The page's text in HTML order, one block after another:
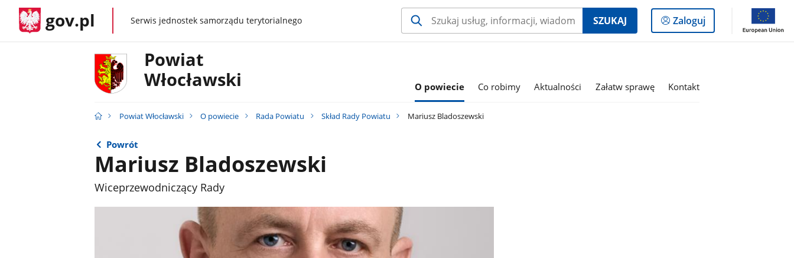
gov.pl gov.plSerwis jednostek samorządu terytorialnego SZUKAJ
Logowanie
do
Zaloguj
Powiat
Włocławski
O powiecie Co robimy Aktualności Załatw sprawę Kontakt
Powiat Włocławski O powiecie Rada Powiatu Skład Rady Powiatu Mariusz Bladoszewski
Powrót
Mariusz Bladoszewski
Wiceprzewodniczący Rady